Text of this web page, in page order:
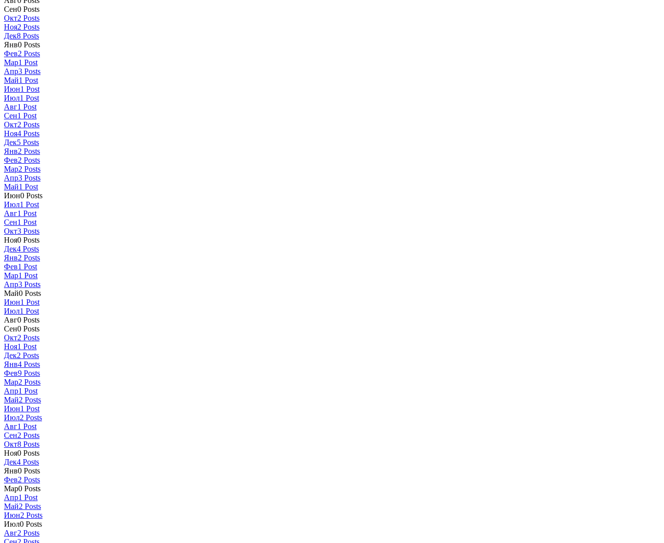
Сен0 Posts
Окт2 Posts
Ноя2 Posts
Дек8 Posts
Янв0 Posts
Фев2 Posts
Мар1 Post
Апр3 Posts
Май1 Post
Июн1 Post
Июл1 Post
Авг1 Post
Сен1 Post
Окт2 Posts
Ноя4 Posts
Дек5 Posts
Янв2 Posts
Фев2 Posts
Мар2 Posts
Апр3 Posts
Май1 Post
Июн0 Posts
Июл1 Post
Авг1 Post
Сен1 Post
Окт3 Posts
Ноя0 Posts
Дек4 Posts
Янв2 Posts
Фев1 Post
Мар1 Post
Апр3 Posts
Май0 Posts
Июн1 Post
Июл1 Post
Авг0 Posts
Сен0 Posts
Окт2 Posts
Ноя1 Post
Дек2 Posts
Янв4 Posts
Фев9 Posts
Мар2 Posts
Апр1 Post
Май2 Posts
Июн1 Post
Июл2 Posts
Авг1 Post
Сен2 Posts
Окт8 Posts
Ноя0 Posts
Дек4 Posts
Янв0 Posts
Фев2 Posts
Мар0 Posts
Апр1 Post
Май2 Posts
Июн2 Posts
Июл0 Posts
Авг2 Posts